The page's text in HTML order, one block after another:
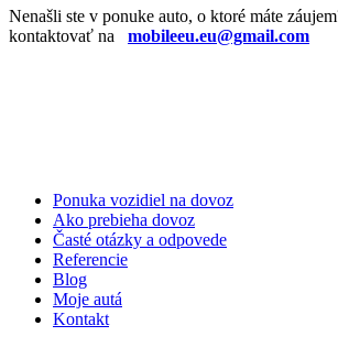
Nenašli ste v ponuke auto, o ktoré máte
kontaktovať na mobileeu.eu@gmail.com
Ponuka vozidiel na dovoz
Ako prebieha dovoz
Časté otázky a odpovede
Referencie
Blog
Moje autá
Kontakt